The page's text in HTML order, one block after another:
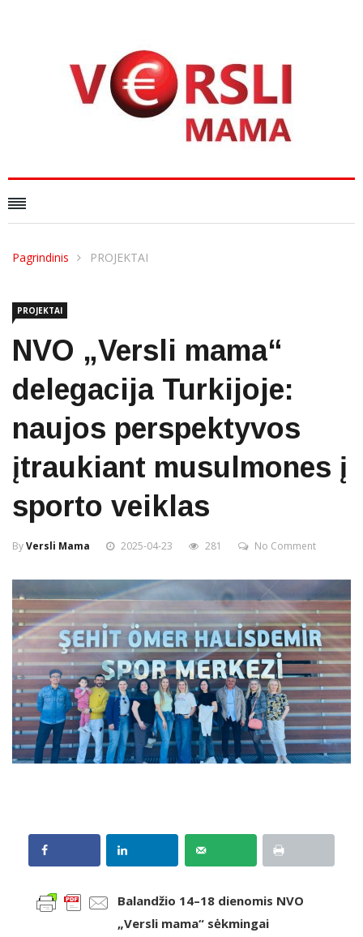
Pagrindinis PROJEKTAI
PROJEKTAI
NVO „Versli mama“
delegacija Turkijoje:
naujos perspektyvos
įtraukiant musulmones į
sporto veiklas
ByVersli Mama 2025-04-23 281 No Comment
Balandžio 14–18 dienomis NVO
„Versli mama“ sėkmingai